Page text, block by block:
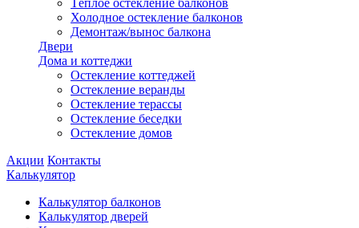
Тёплое остекление балконов
Холодное остекление балконов
Демонтаж/вынос балкона
Двери
Дома и коттеджи
Остекление коттеджей
Остекление веранды
Остекление терассы
Остекление беседки
Остекление домов
Акции Контакты
Калькулятор
Калькулятор балконов
Калькулятор дверей